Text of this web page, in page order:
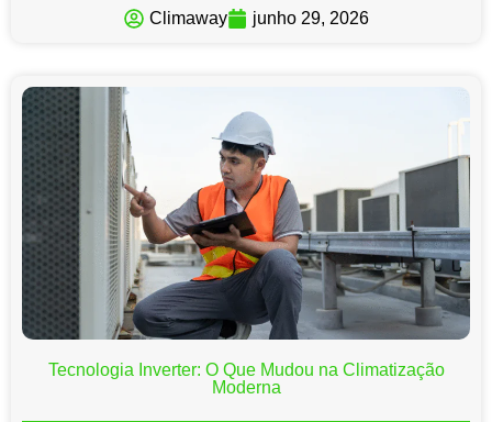
Climaway junho 29, 2026
Tecnologia Inverter: O Que Mudou na Climatização
Moderna